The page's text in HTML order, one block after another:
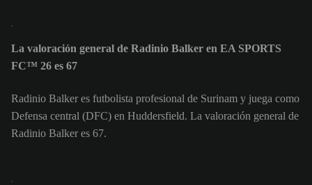
La valoración general de Radinio Balker en EA SPORTS
FC™ 26 es 67
Radinio Balker es futbolista profesional de Surinam y juega como
Defensa central (DFC) en Huddersfield. La valoración general de
Radinio Balker es 67.